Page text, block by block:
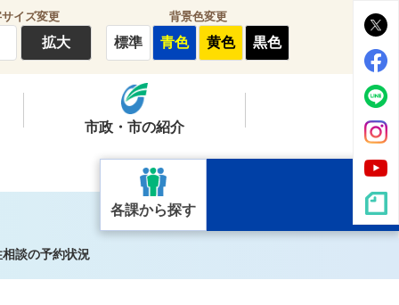
イズ変更
拡大
背景色変更
標準 青色 黄色 黒色
市政・市の紹介
各課から探す
談の予約状況